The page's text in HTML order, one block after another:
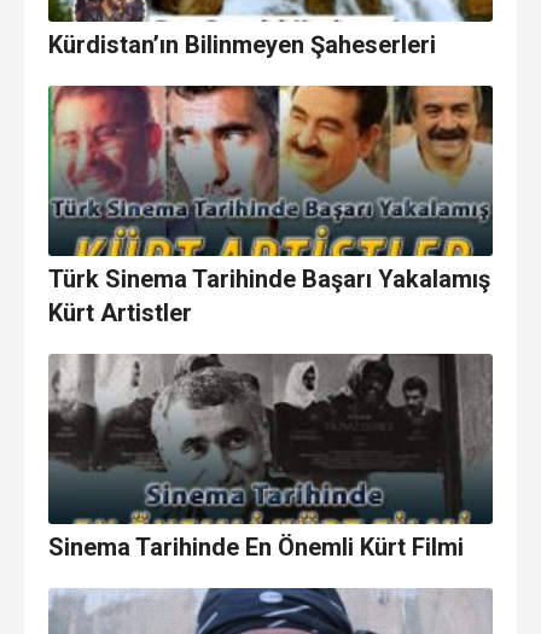
Kürdistan’ın Bilinmeyen Şaheserleri
Türk Sinema Tarihinde Başarı Yakalamış
Kürt Artistler
Sinema Tarihinde En Önemli Kürt Filmi